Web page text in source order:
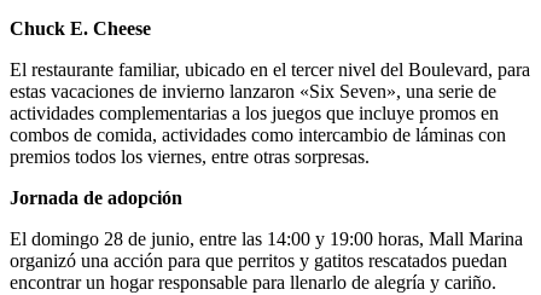
Chuck E. Cheese
El restaurante familiar, ubicado en el tercer nivel del Boulevard, para
estas vacaciones de invierno lanzaron «Six Seven», una serie de
actividades complementarias a los juegos que incluye promos en
combos de comida, actividades como intercambio de láminas con
premios todos los viernes, entre otras sorpresas.
Jornada de adopción
El domingo 28 de junio, entre las 14:00 y 19:00 horas, Mall Marina
organizó una acción para que perritos y gatitos rescatados puedan
encontrar un hogar responsable para llenarlo de alegría y cariño.